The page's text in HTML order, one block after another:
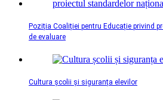
Poziția Coaliției pentru Educație privind
de evaluare
Cultura școlii și siguranța elevilor